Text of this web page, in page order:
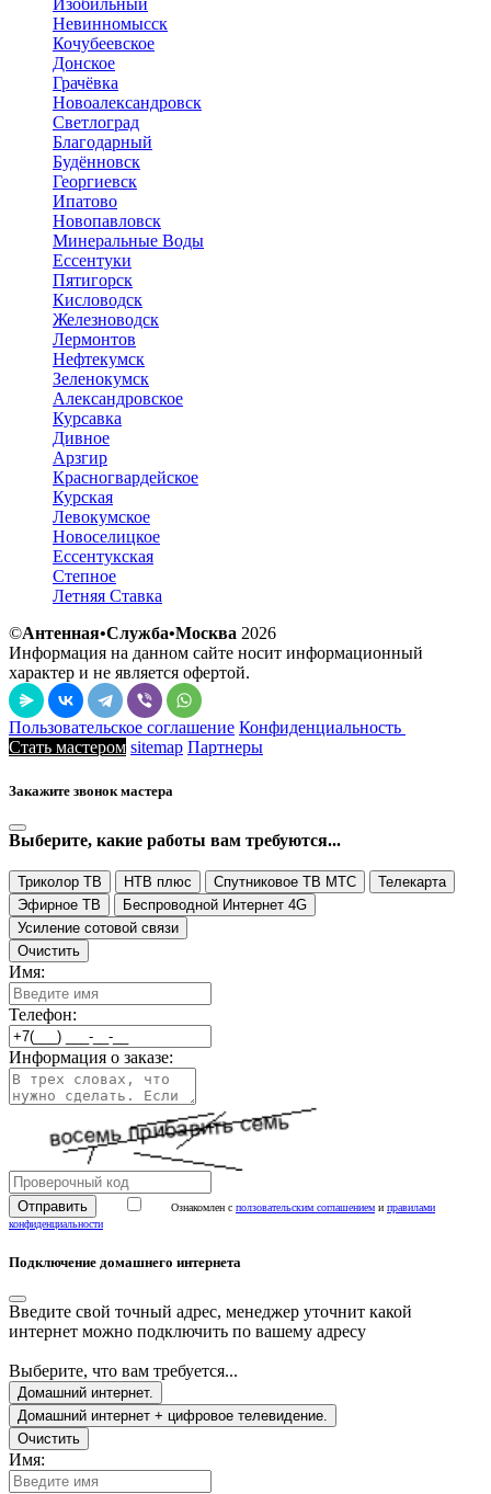
Изобильный
Невинномысск
Кочубеевское
Донское
Грачёвка
Новоалександровск
Светлоград
Благодарный
Будённовск
Георгиевск
Ипатово
Новопавловск
Минеральные Воды
Ессентуки
Пятигорск
Кисловодск
Железноводск
Лермонтов
Нефтекумск
Зеленокумск
Александровское
Курсавка
Дивное
Арзгир
Красногвардейское
Курская
Левокумское
Новоселицкое
Ессентукская
Степное
Летняя Ставка
©Антенная•Служба•Москва 2026
Информация на данном сайте носит информационный
характер и не является офертой.
Пользовательское соглашение Конфиденциальность
Стать мастером sitemap Партнеры
Закажите звонок мастера
Выберите, какие работы вам требуются...
Триколор ТВ НТВ плюс Спутниковое ТВ МТС
Телекарта
Эфирное ТВ
Беспроводной Интернет 4G
Усиление сотовой связи
Очистить
Имя:
Телефон:
Информация о заказе:
Ознакомлен с ползовательским соглашением и правилами
конфиденциальности
Подключение домашнего интернета
Введите свой точный адрес, менеджер уточнит какой
интернет можно подключить по вашему адресу
Выберите, что вам требуется...
Домашний интернет.
Домашний интернет + цифровое телевидение.
Очистить
Имя: